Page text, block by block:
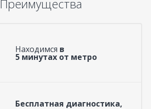
Преимущества
Находимся в
5 минутах от метро
Бесплатная диагностика,